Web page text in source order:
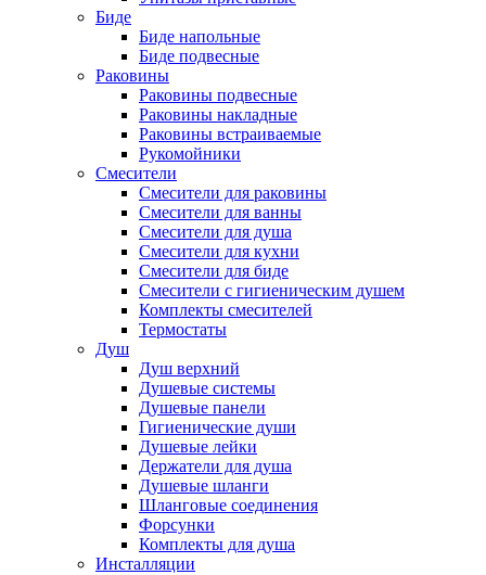
Биде
Биде напольные
Биде подвесные
Раковины
Раковины подвесные
Раковины накладные
Раковины встраиваемые
Рукомойники
Смесители
Смесители для раковины
Смесители для ванны
Смесители для душа
Смесители для кухни
Смесители для биде
Смесители с гигиеническим душем
Комплекты смесителей
Термостаты
Душ
Душ верхний
Душевые системы
Душевые панели
Гигиенические души
Душевые лейки
Держатели для душа
Душевые шланги
Шланговые соединения
Форсунки
Комплекты для душа
Инсталляции